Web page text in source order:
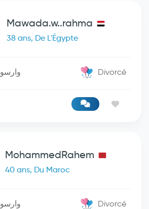
Mawada.w..rahma
38 ans, De L'Égypte
Pologne / وارسو Divorcé
MohammedRahem
40 ans, Du Maroc
Pologne / وارسو Divorcé